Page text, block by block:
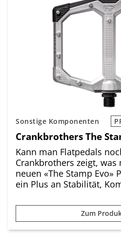
Sonstige Komponenten
Crankbrothers The
Kann man Flatpedals
Crankbrothers zeigt,
neuen «The Stamp Evo»
ein Plus an Stabilität,
Zum